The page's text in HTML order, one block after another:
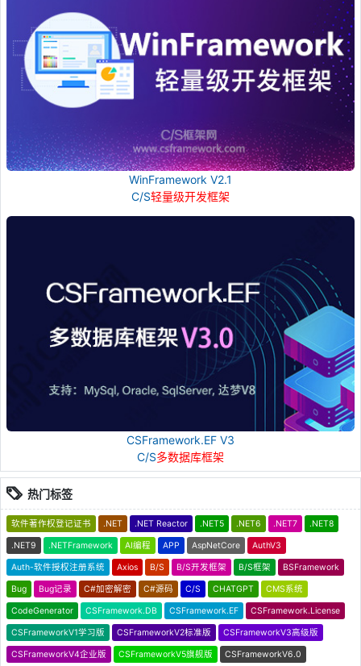
WinFramework V2.1
C/S轻量级开发框架
CSFramework.EF V3
C/S多数据库框架
热门标签
软件著作权登记证书 .NET .NET Reactor .NET5 .NET6 .NET7 .NET8
.NET9 .NETFramework AI编程 APP AspNetCore AuthV3
Auth-软件授权注册系统 Axios B/S B/S开发框架 B/S框架 BSFramework
Bug Bug记录 C#加密解密 C#源码 C/S CHATGPT CMS系统
CodeGenerator CSFramework.DB CSFramework.EF CSFramework.License
CSFrameworkV1学习版 CSFrameworkV2标准版 CSFrameworkV3高级版
CSFrameworkV4企业版 CSFrameworkV5旗舰版 CSFrameworkV6.0